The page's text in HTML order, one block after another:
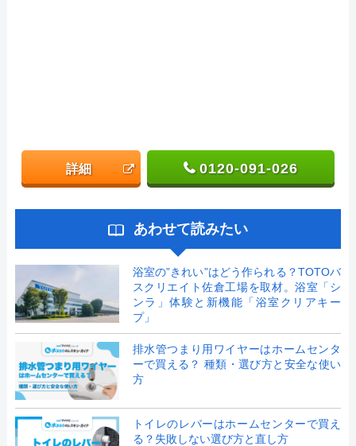
詳細 0120-091-026
あわせて読みたい
浴室の”きれい”はどう作られる？TOTOバ
スクリエイト佐倉工場を取材。浴室「シ
ンラ」体験と新機能「浴室クリアキー
プ」
排水管つまり用ワイヤーはホームセンタ
ーで買える？ 種類・選び方と安全な使い
方
トイレのレバーはホームセンターで買え
る？失敗しない選び方と直し方